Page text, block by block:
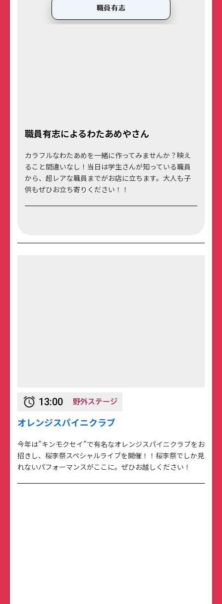
職員有志
職員有志によるわたあめやさん
カラフルなわたあめを一緒に作ってみませんか？映え
ること間違いなし！当日は学生さんが知っている職員
から、超レアな職員までがお店に立ちます。大人も子
供もぜひお立ち寄りください！！
alarm 13:00 野外ステージ
オレンジスパイニクラブ
今年は”キンモクセイ”で有名なオレンジスパイニクラブをお
招きし、桜李祭スペシャルライブを開催！！桜李祭でしか見
れないパフォーマンスがここに。ぜひお越しください！